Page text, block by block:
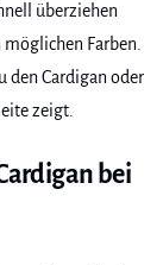
bei
Sale eine große
alle durch die